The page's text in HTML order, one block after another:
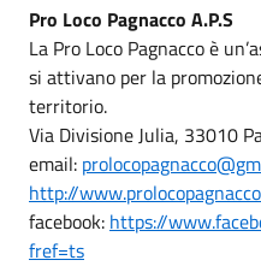
Pro Loco Pagnacco A.P.S
La Pro Loco Pagnacco è
si attivano per la
territorio.
Via Divisione Julia, 33010
email:
http://
facebook: https://
fref=ts